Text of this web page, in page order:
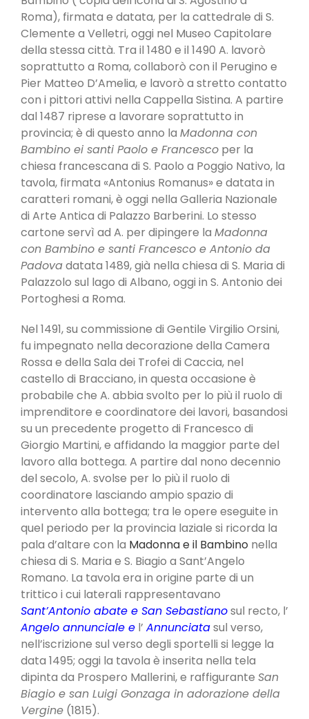
Roma), firmata e datata, per la cattedrale di S.
Clemente a Velletri, oggi nel Museo Capitolare
della stessa città. Tra il 1480 e il 1490 A. lavorò
soprattutto a Roma, collaborò con il Perugino e
Pier Matteo D’Amelia, e lavorò a stretto contatto
con i pittori attivi nella Cappella Sistina. A partire
dal 1487 riprese a lavorare soprattutto in
provincia; è di questo anno la Madonna con
Bambino ei santi Paolo e Francesco per la
chiesa francescana di S. Paolo a Poggio Nativo, la
tavola, firmata «Antonius Romanus» e datata in
caratteri romani, è oggi nella Galleria Nazionale
di Arte Antica di Palazzo Barberini. Lo stesso
cartone servì ad A. per dipingere la Madonna
con Bambino e santi Francesco e Antonio da
Padovadatata 1489, già nella chiesa di S. Maria di
Palazzolo sul lago di Albano, oggi in S. Antonio dei
Portoghesi a Roma.
Nel 1491, su commissione di Gentile Virgilio Orsini,
fu impegnato nella decorazione della Camera
Rossa e della Sala dei Trofei di Caccia, nel
castello di Bracciano, in questa occasione è
probabile che A. abbia svolto per lo più il ruolo di
imprenditore e coordinatore dei lavori, basandosi
su un precedente progetto di Francesco di
Giorgio Martini, e affidando la maggior parte del
lavoro alla bottega. A partire dal nono decennio
del secolo, A. svolse per lo più il ruolo di
coordinatore lasciando ampio spazio di
intervento alla bottega; tra le opere eseguite in
quel periodo per la provincia laziale si ricorda la
pala d’altare con la Madonna e il Bambino nella
chiesa di S. Maria e S. Biagio a Sant’Angelo
Romano. La tavola era in origine parte di un
trittico i cui laterali rappresentavano
Sant’Antonio abate e San Sebastianosul recto, l’
Angelo annunciale e l’ Annunciatasul verso,
nell’iscrizione sul verso degli sportelli si legge la
data 1495; oggi la tavola è inserita nella tela
dipinta da Prospero Mallerini, e raffigurante San
Biagio e san Luigi Gonzaga in adorazione della
Vergine (1815).